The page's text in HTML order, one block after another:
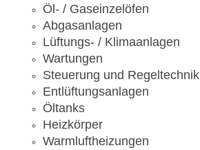
Öl- / Gaseinzelöfen
Abgasanlagen
Lüftungs- / Klimaanlagen
Wartungen
Steuerung und Regeltechnik
Entlüftungsanlagen
Öltanks
Heizkörper
Warmluftheizungen